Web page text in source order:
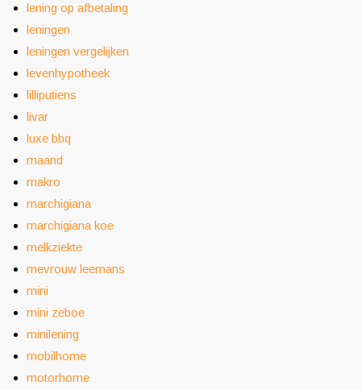
lening op afbetaling
leningen
leningen vergelijken
levenhypotheek
lilliputiens
livar
luxe bbq
maand
makro
marchigiana
marchigiana koe
melkziekte
mevrouw leemans
mini
mini zeboe
minilening
mobilhome
motorhome